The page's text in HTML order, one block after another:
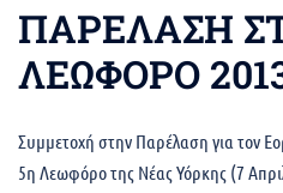
ΠΑΡΕΛΑΣΗ
ΛΕΩΦΟΡΟ
Συμμετοχή στην Παρέλαση για τον
5η Λεωφόρο της Νέας Υόρκης (7